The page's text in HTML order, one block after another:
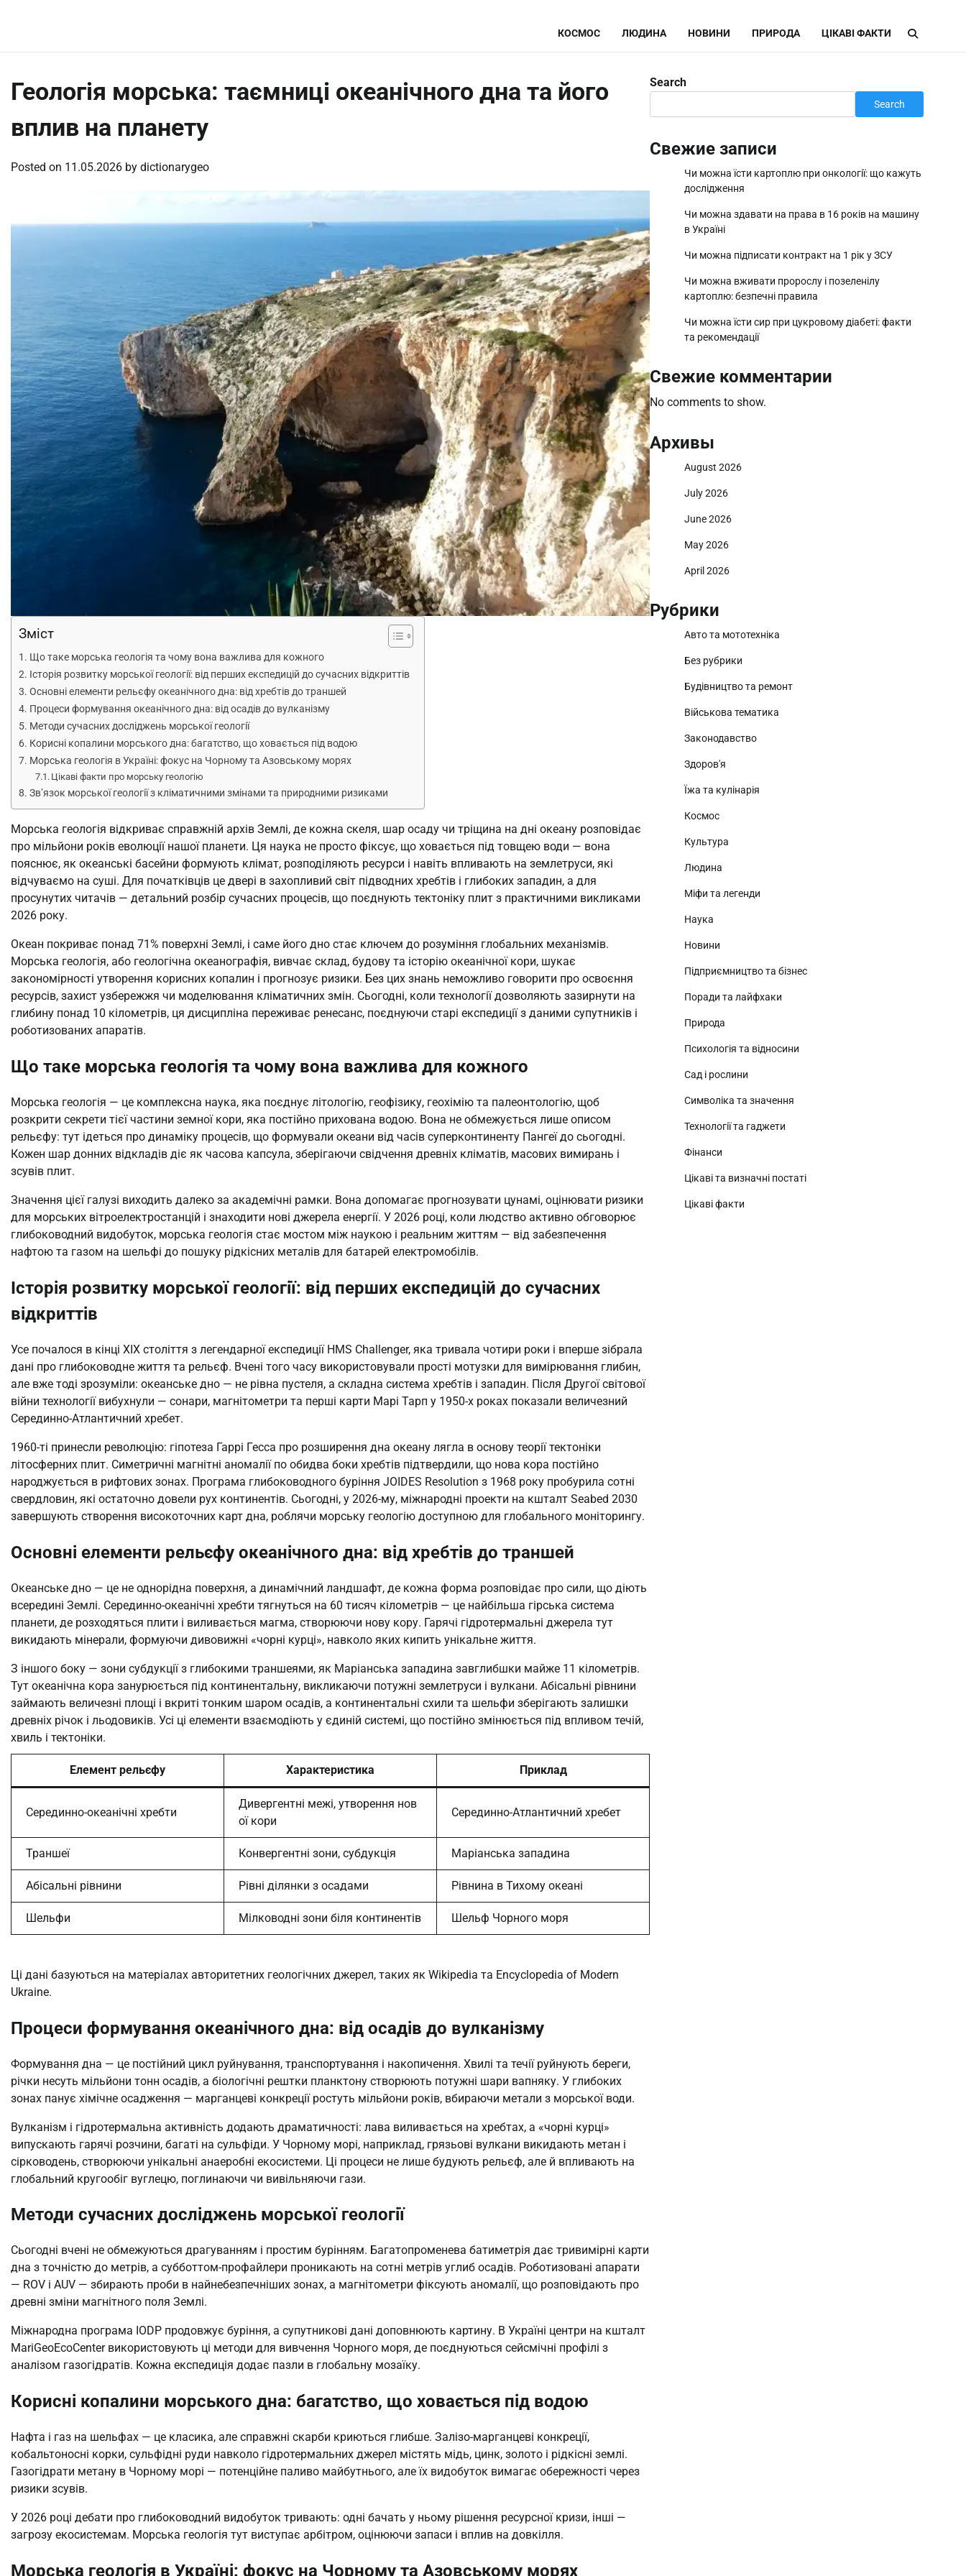
КОСМОС ЛЮДИНА НОВИНИ ПРИРОДА ЦІКАВІ ФАКТИ
Геологія морська: таємниці океанічного дна та його
вплив на планету
Posted on 11.05.2026 by dictionarygeo
Зміст
Що таке морська геологія та чому вона важлива для кожного
Історія розвитку морської геології: від перших експедицій до сучасних відкриттів
Основні елементи рельєфу океанічного дна: від хребтів до траншей
Процеси формування океанічного дна: від осадів до вулканізму
Методи сучасних досліджень морської геології
Корисні копалини морського дна: багатство, що ховається під водою
Морська геологія в Україні: фокус на Чорному та Азовському морях
Цікаві факти про морську геологію
Зв’язок морської геології з кліматичними змінами та природними ризиками
Морська геологія відкриває справжній архів Землі, де кожна скеля, шар осаду чи тріщина на дні океану розповідає
про мільйони років еволюції нашої планети. Ця наука не просто фіксує, що ховається під товщею води — вона
пояснює, як океанські басейни формують клімат, розподіляють ресурси і навіть впливають на землетруси, які
відчуваємо на суші. Для початківців це двері в захопливий світ підводних хребтів і глибоких западин, а для
просунутих читачів — детальний розбір сучасних процесів, що поєднують тектоніку плит з практичними викликами
2026 року.
Океан покриває понад 71% поверхні Землі, і саме його дно стає ключем до розуміння глобальних механізмів.
Морська геологія, або геологічна океанографія, вивчає склад, будову та історію океанічної кори, шукає
закономірності утворення корисних копалин і прогнозує ризики. Без цих знань неможливо говорити про освоєння
ресурсів, захист узбережжя чи моделювання кліматичних змін. Сьогодні, коли технології дозволяють зазирнути на
глибину понад 10 кілометрів, ця дисципліна переживає ренесанс, поєднуючи старі експедиції з даними супутників і
роботизованих апаратів.
Що таке морська геологія та чому вона важлива для кожного
Морська геологія — це комплексна наука, яка поєднує літологію, геофізику, геохімію та палеонтологію, щоб
розкрити секрети тієї частини земної кори, яка постійно прихована водою. Вона не обмежується лише описом
рельєфу: тут ідеться про динаміку процесів, що формували океани від часів суперконтиненту Пангеї до сьогодні.
Кожен шар донних відкладів діє як часова капсула, зберігаючи свідчення древніх кліматів, масових вимирань і
зсувів плит.
Значення цієї галузі виходить далеко за академічні рамки. Вона допомагає прогнозувати цунамі, оцінювати ризики
для морських вітроелектростанцій і знаходити нові джерела енергії. У 2026 році, коли людство активно обговорює
глибоководний видобуток, морська геологія стає мостом між наукою і реальним життям — від забезпечення
нафтою та газом на шельфі до пошуку рідкісних металів для батарей електромобілів.
Історія розвитку морської геології: від перших експедицій до сучасних
відкриттів
Усе почалося в кінці XIX століття з легендарної експедиції HMS Challenger, яка тривала чотири роки і вперше зібрала
дані про глибоководне життя та рельєф. Вчені того часу використовували прості мотузки для вимірювання глибин,
але вже тоді зрозуміли: океанське дно — не рівна пустеля, а складна система хребтів і западин. Після Другої світової
війни технології вибухнули — сонари, магнітометри та перші карти Марі Тарп у 1950-х роках показали величезний
Серединно-Атлантичний хребет.
1960-ті принесли революцію: гіпотеза Гаррі Гесса про розширення дна океану лягла в основу теорії тектоніки
літосферних плит. Симетричні магнітні аномалії по обидва боки хребтів підтвердили, що нова кора постійно
народжується в рифтових зонах. Програма глибоководного буріння JOIDES Resolution з 1968 року пробурила сотні
свердловин, які остаточно довели рух континентів. Сьогодні, у 2026-му, міжнародні проекти на кшталт Seabed 2030
завершують створення високоточних карт дна, роблячи морську геологію доступною для глобального моніторингу.
Основні елементи рельєфу океанічного дна: від хребтів до траншей
Океанське дно — це не однорідна поверхня, а динамічний ландшафт, де кожна форма розповідає про сили, що діють
всередині Землі. Серединно-океанічні хребти тягнуться на 60 тисяч кілометрів — це найбільша гірська система
планети, де розходяться плити і виливається магма, створюючи нову кору. Гарячі гідротермальні джерела тут
викидають мінерали, формуючи дивовижні «чорні курці», навколо яких кипить унікальне життя.
З іншого боку — зони субдукції з глибокими траншеями, як Маріанська западина завглибшки майже 11 кілометрів.
Тут океанічна кора занурюється під континентальну, викликаючи потужні землетруси і вулкани. Абісальні рівнини
займають величезні площі і вкриті тонким шаром осадів, а континентальні схили та шельфи зберігають залишки
древніх річок і льодовиків. Усі ці елементи взаємодіють у єдиній системі, що постійно змінюється під впливом течій,
хвиль і тектоніки.
Елемент рельєфу Характеристика Приклад
Серединно-океанічні хребти
Дивергентні межі, утворення нов
ої кори
Серединно-Атлантичний хребет
Траншеї Конвергентні зони, субдукція Маріанська западина
Абісальні рівнини Рівні ділянки з осадами Рівнина в Тихому океані
Шельфи Мілководні зони біля континентів Шельф Чорного моря
Ці дані базуються на матеріалах авторитетних геологічних джерел, таких як Wikipedia та Encyclopedia of Modern
Ukraine.
Процеси формування океанічного дна: від осадів до вулканізму
Формування дна — це постійний цикл руйнування, транспортування і накопичення. Хвилі та течії руйнують береги,
річки несуть мільйони тонн осадів, а біологічні рештки планктону створюють потужні шари вапняку. У глибоких
зонах панує хімічне осадження — марганцеві конкреції ростуть мільйони років, вбираючи метали з морської води.
Вулканізм і гідротермальна активність додають драматичності: лава виливається на хребтах, а «чорні курці»
випускають гарячі розчини, багаті на сульфіди. У Чорному морі, наприклад, грязьові вулкани викидають метан і
сірководень, створюючи унікальні анаеробні екосистеми. Ці процеси не лише будують рельєф, але й впливають на
глобальний кругообіг вуглецю, поглинаючи чи вивільняючи гази.
Методи сучасних досліджень морської геології
Сьогодні вчені не обмежуються драгуванням і простим бурінням. Багатопроменева батиметрія дає тривимірні карти
дна з точністю до метрів, а субботтом-профайлери проникають на сотні метрів углиб осадів. Роботизовані апарати
— ROV і AUV — збирають проби в найнебезпечніших зонах, а магнітометри фіксують аномалії, що розповідають про
древні зміни магнітного поля Землі.
Міжнародна програма IODP продовжує буріння, а супутникові дані доповнюють картину. В Україні центри на кшталт
MariGeoEcoCenter використовують ці методи для вивчення Чорного моря, де поєднуються сейсмічні профілі з
аналізом газогідратів. Кожна експедиція додає пазли в глобальну мозаїку.
Корисні копалини морського дна: багатство, що ховається під водою
Нафта і газ на шельфах — це класика, але справжні скарби криються глибше. Залізо-марганцеві конкреції,
кобальтоносні корки, сульфідні руди навколо гідротермальних джерел містять мідь, цинк, золото і рідкісні землі.
Газогідрати метану в Чорному морі — потенційне паливо майбутнього, але їх видобуток вимагає обережності через
ризики зсувів.
У 2026 році дебати про глибоководний видобуток тривають: одні бачать у ньому рішення ресурсної кризи, інші —
загрозу екосистемам. Морська геологія тут виступає арбітром, оцінюючи запаси і вплив на довкілля.
Морська геологія в Україні: фокус на Чорному та Азовському морях
Search
Search
Свежие записи
Чи можна їсти картоплю при онкології: що кажуть
дослідження
Чи можна здавати на права в 16 років на машину
в Україні
Чи можна підписати контракт на 1 рік у ЗСУ
Чи можна вживати пророслу і позеленілу
картоплю: безпечні правила
Чи можна їсти сир при цукровому діабеті: факти
та рекомендації
Свежие комментарии
No comments to show.
Архивы
August 2026
July 2026
June 2026
May 2026
April 2026
Рубрики
Авто та мототехніка
Без рубрики
Будівництво та ремонт
Військова тематика
Законодавство
Здоров'я
Їжа та кулінарія
Космос
Культура
Людина
Міфи та легенди
Наука
Новини
Підприємництво та бізнес
Поради та лайфхаки
Природа
Психологія та відносини
Сад і рослини
Символіка та значення
Технології та гаджети
Фінанси
Цікаві та визначні постаті
Цікаві факти